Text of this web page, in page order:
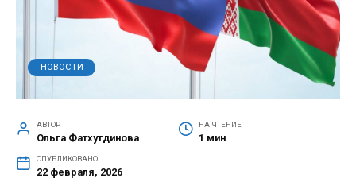
НОВОСТИ
АВТОР
Ольга Фатхутдинова
НА ЧТЕНИЕ
1 мин
ОПУБЛИКОВАНО
22 февраля, 2026